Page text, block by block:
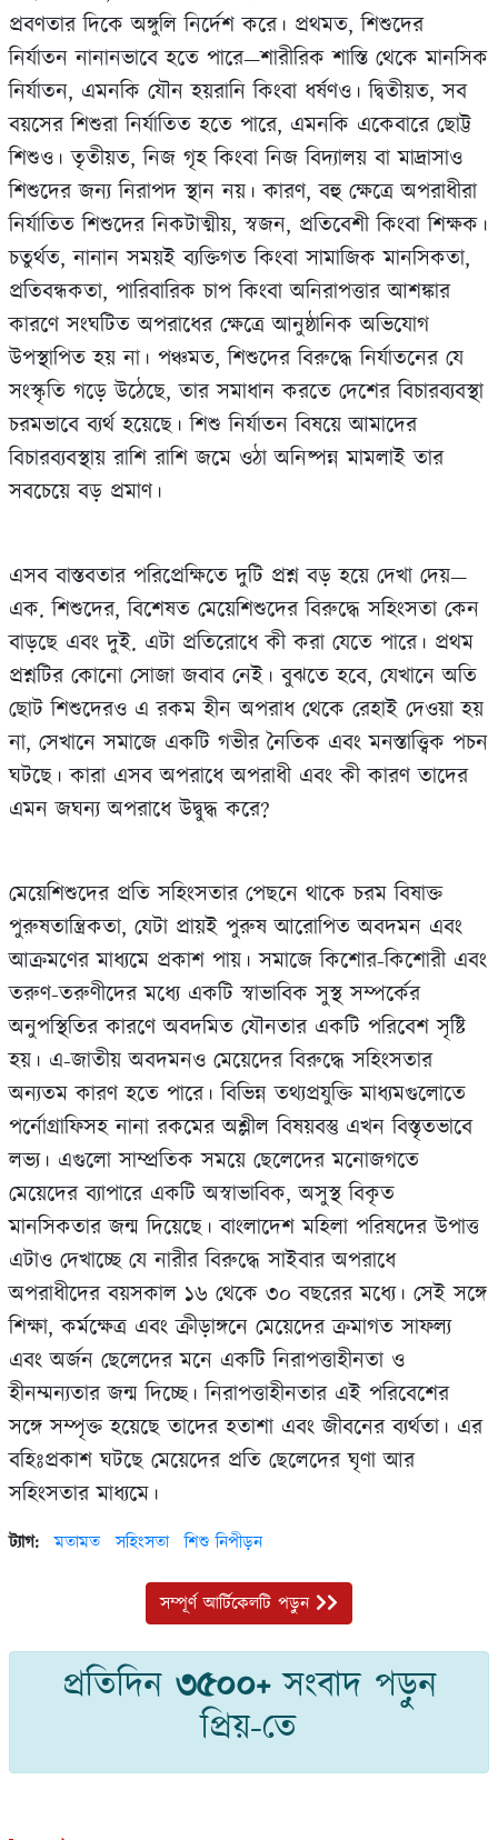
প্রবণতার দিকে অঙ্গুলি নির্দেশ করে। প্রথমত, শিশুদের
নির্যাতন নানানভাবে হতে পারে—শারীরিক শাস্তি থেকে মানসিক
নির্যাতন, এমনকি যৌন হয়রানি কিংবা ধর্ষণও। দ্বিতীয়ত, সব
বয়সের শিশুরা নির্যাতিত হতে পারে, এমনকি একেবারে ছোট্ট
শিশুও। তৃতীয়ত, নিজ গৃহ কিংবা নিজ বিদ‍্যালয় বা মাদ্রাসাও
শিশুদের জন‍্য নিরাপদ স্থান নয়। কারণ, বহু ক্ষেত্রে অপরাধীরা
নির্যাতিত শিশুদের নিকটাত্মীয়, স্বজন, প্রতিবেশী কিংবা শিক্ষক।
চতুর্থত, নানান সময়ই ব‍্যক্তিগত কিংবা সামাজিক মানসিকতা,
প্রতিবন্ধকতা, পারিবারিক চাপ কিংবা অনিরাপত্তার আশঙ্কার
কারণে সংঘটিত অপরাধের ক্ষেত্রে আনুষ্ঠানিক অভিযোগ
উপস্থাপিত হয় না। পঞ্চমত, শিশুদের বিরুদ্ধে নির্যাতনের যে
সংস্কৃতি গড়ে উঠেছে, তার সমাধান করতে দেশের বিচারব‍্যবস্থা
চরমভাবে ব‍্যর্থ হয়েছে। শিশু নির্যাতন বিষয়ে আমাদের
বিচারব‍্যবস্থায় রাশি রাশি জমে ওঠা অনিষ্পন্ন মামলাই তার
সবচেয়ে বড় প্রমাণ।
এসব বাস্তবতার পরিপ্রেক্ষিতে দুটি প্রশ্ন বড় হয়ে দেখা দেয়—
এক. শিশুদের, বিশেষত মেয়েশিশুদের বিরুদ্ধে সহিংসতা কেন
বাড়ছে এবং দুই. এটা প্রতিরোধে কী করা যেতে পারে। প্রথম
প্রশ্নটির কোনো সোজা জবাব নেই। বুঝতে হবে, যেখানে অতি
ছোট শিশুদেরও এ রকম হীন অপরাধ থেকে রেহাই দেওয়া হয়
না, সেখানে সমাজে একটি গভীর নৈতিক এবং মনস্তাত্ত্বিক পচন
ঘটছে। কারা এসব অপরাধে অপরাধী এবং কী কারণ তাদের
এমন জঘন‍্য অপরাধে উদ্বুদ্ধ করে?
মেয়েশিশুদের প্রতি সহিংসতার পেছনে থাকে চরম বিষাক্ত
পুরুষতান্ত্রিকতা, যেটা প্রায়ই পুরুষ আরোপিত অবদমন এবং
আক্রমণের মাধ‍্যমে প্রকাশ পায়। সমাজে কিশোর-কিশোরী এবং
তরুণ-তরুণীদের মধ‍্যে একটি স্বাভাবিক সুস্থ সম্পর্কের
অনুপস্থিতির কারণে অবদমিত যৌনতার একটি পরিবেশ সৃষ্টি
হয়। এ-জাতীয় অবদমনও মেয়েদের বিরুদ্ধে সহিংসতার
অন্যতম কারণ হতে পারে। বিভিন্ন তথ‍্যপ্রযুক্তি মাধ‍্যমগুলোতে
পর্নোগ্রাফিসহ নানা রকমের অশ্লীল বিষয়বস্তু এখন বিস্তৃতভাবে
লভ‍্য। এগুলো সাম্প্রতিক সময়ে ছেলেদের মনোজগতে
মেয়েদের ব‍্যাপারে একটি অস্বাভাবিক, অসুস্থ বিকৃত
মানসিকতার জন্ম দিয়েছে। বাংলাদেশ মহিলা পরিষদের উপাত্ত
এটাও দেখাচ্ছে যে নারীর বিরুদ্ধে সাইবার অপরাধে
অপরাধীদের বয়সকাল ১৬ থেকে ৩০ বছরের মধ‍্যে। সেই সঙ্গে
শিক্ষা, কর্মক্ষেত্র এবং ক্রীড়াঙ্গনে মেয়েদের ক্রমাগত সাফল‍্য
এবং অর্জন ছেলেদের মনে একটি নিরাপত্তাহীনতা ও
হীনম্মন্যতার জন্ম দিচ্ছে। নিরাপত্তাহীনতার এই পরিবেশের
সঙ্গে সম্পৃক্ত হয়েছে তাদের হতাশা এবং জীবনের ব‍্যর্থতা। এর
বহিঃপ্রকাশ ঘটছে মেয়েদের প্রতি ছেলেদের ঘৃণা আর
সহিংসতার মাধ‍্যমে।
ট্যাগ: মতামত সহিংসতা শিশু নিপীড়ন
সম্পূর্ণ আর্টিকেলটি পড়ুন
প্রতিদিন ৩৫০০+সংবাদ পড়ুন
প্রিয়-তে